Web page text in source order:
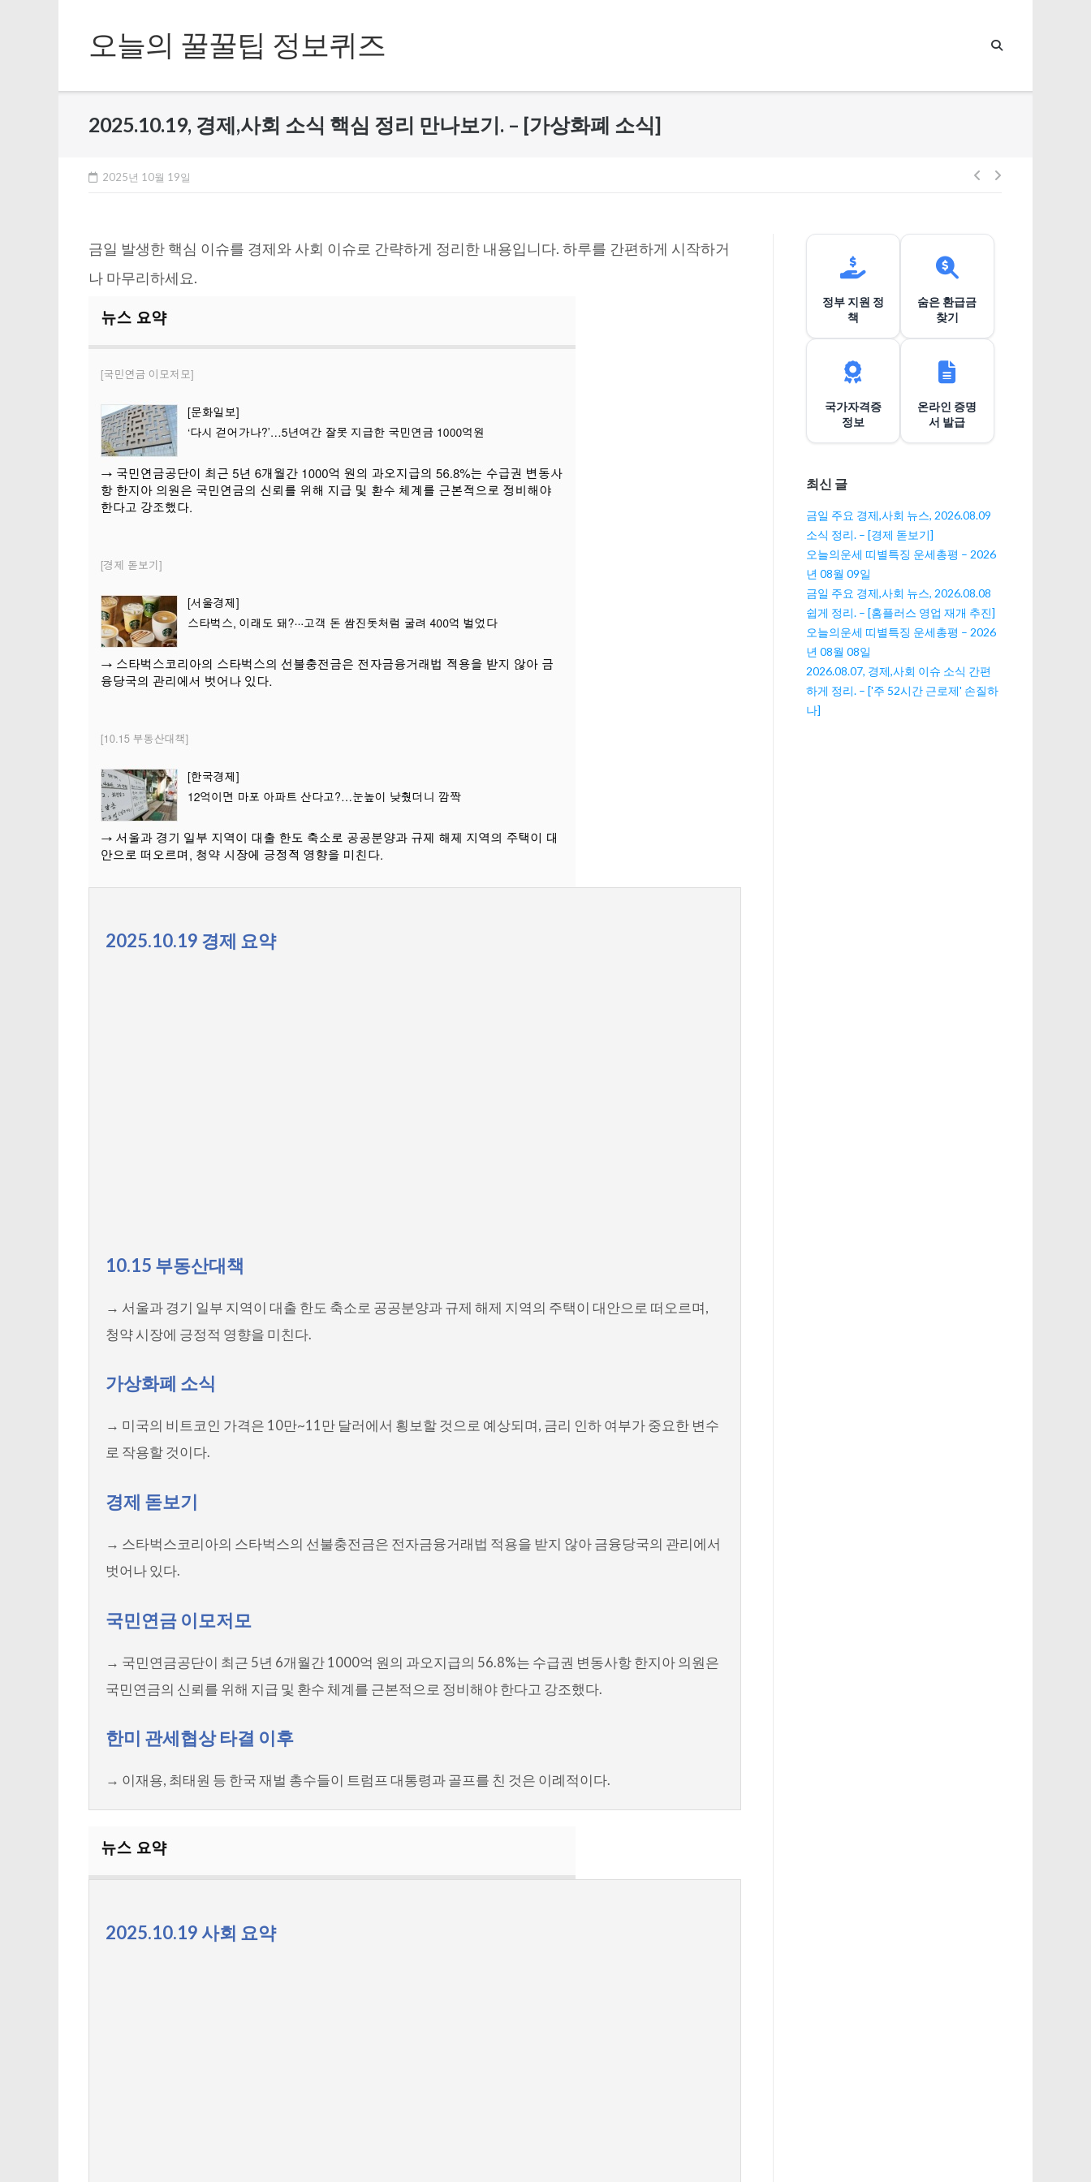
content오늘의 꿀꿀팁 정보퀴즈
2025.10.19, 경제,사회 소식 핵심 정리 만나보기. – [가상화폐 소식]
2025년 10월 19일
글
게
이
금일 발생한 핵심 이슈를 경제와 사회 이슈로 간략하게 정리한 내용입니다. 하루를 간편하게 시작하거
나 마무리하세요.
2025.10.19 경제 요약
10.15 부동산대책
→ 서울과 경기 일부 지역이 대출 한도 축소로 공공분양과 규제 해제 지역의 주택이 대안으로 떠오르며,
청약 시장에 긍정적 영향을 미친다.
가상화폐 소식
→ 미국의 비트코인 가격은 10만~11만 달러에서 횡보할 것으로 예상되며, 금리 인하 여부가 중요한 변수
로 작용할 것이다.
경제 돋보기
→ 스타벅스코리아의 스타벅스의 선불충전금은 전자금융거래법 적용을 받지 않아 금융당국의 관리에서
벗어나 있다.
국민연금 이모저모
→ 국민연금공단이 최근 5년 6개월간 1000억 원의 과오지급의 56.8%는 수급권 변동사항 한지아 의원은
국민연금의 신뢰를 위해 지급 및 환수 체계를 근본적으로 정비해야 한다고 강조했다.
한미 관세협상 타결 이후
→ 이재용, 최태원 등 한국 재벌 총수들이 트럼프 대통령과 골프를 친 것은 이례적이다.
2025.10.19 사회 요약
정부 지원 정
책
숨은 환급금
찾기
국가자격증
정보
온라인 증명
서 발급
최신 글
금일 주요 경제,사회 뉴스, 2026.08.09
소식 정리. – [경제 돋보기]
오늘의운세 띠별특징 운세총평 – 2026
년 08월 09일
금일 주요 경제,사회 뉴스, 2026.08.08
쉽게 정리. – [홈플러스 영업 재개 추진]
오늘의운세 띠별특징 운세총평 – 2026
년 08월 08일
2026.08.07, 경제,사회 이슈 소식 간편
하게 정리. – ['주 52시간 근로제' 손질하
나]